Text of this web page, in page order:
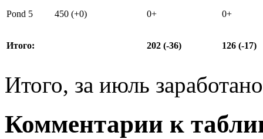
Pond 5 450 (+0) 0+ 0+
Итого: 202 (-36) 126 (-17)
Итого, за июль
Комментарии к